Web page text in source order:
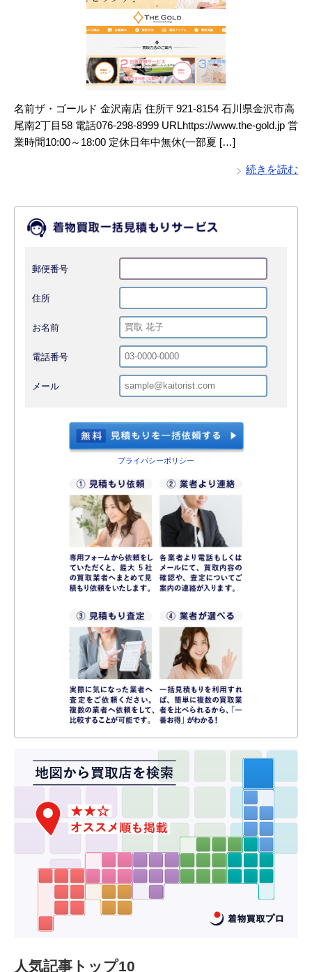
名前ザ・ゴールド 金沢南店 住所〒921-8154 石川県金沢市高
尾南2丁目58 電話076-298-8999 URLhttps://www.the-gold.jp 営
業時間10:00～18:00 定休日年中無休(一部夏 […]
続きを読む
郵便番号
住所
お名前
電話番号
メール
プライバシーポリシー
人気記事トップ10